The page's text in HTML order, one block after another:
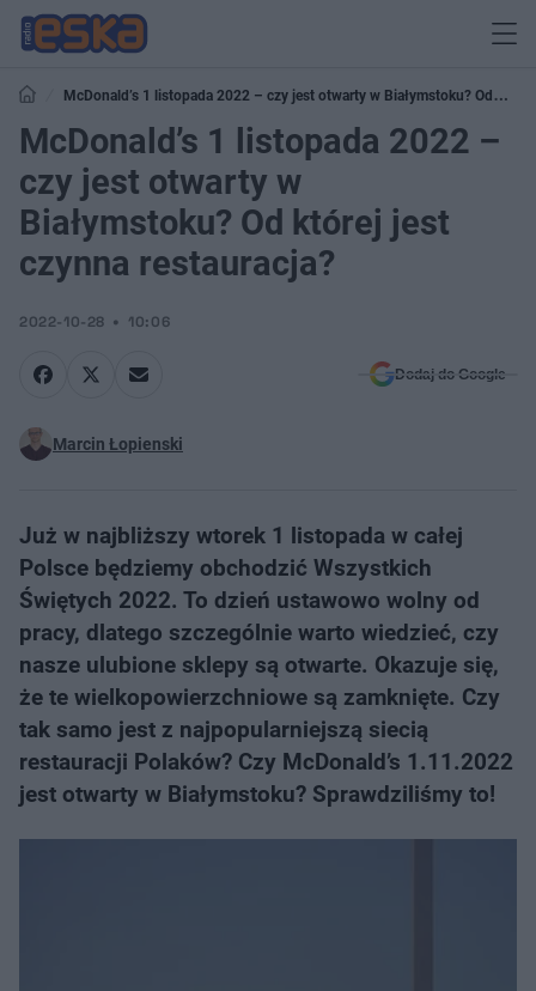
McDonald’s 1 listopada 2022 – czy jest otwarty w Białymstoku? Od
której jest czynna restauracja?
McDonald’s 1 listopada 2022 –
czy jest otwarty w
Białymstoku? Od której jest
czynna restauracja?
2022-10-28 10:06
Dodaj do Google
Marcin Łopienski
Już w najbliższy wtorek 1 listopada w całej
Polsce będziemy obchodzić Wszystkich
Świętych 2022. To dzień ustawowo wolny od
pracy, dlatego szczególnie warto wiedzieć, czy
nasze ulubione sklepy są otwarte. Okazuje się,
że te wielkopowierzchniowe są zamknięte. Czy
tak samo jest z najpopularniejszą siecią
restauracji Polaków? Czy McDonald’s 1.11.2022
jest otwarty w Białymstoku? Sprawdziliśmy to!